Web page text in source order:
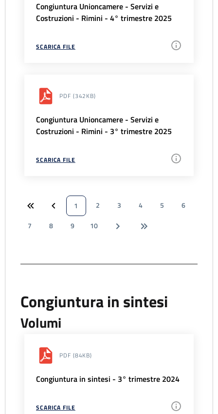
Congiuntura Unioncamere - Servizi e
Costruzioni - Rimini - 4° trimestre 2025
SCARICA FILE
PDF (342KB)
Congiuntura Unioncamere - Servizi e
Costruzioni - Rimini - 3° trimestre 2025
SCARICA FILE
1 2 3 4 5
6
7
8 9 10
Congiuntura in sintesi
Volumi
PDF (84KB)
Congiuntura in sintesi - 3° trimestre 2024
SCARICA FILE